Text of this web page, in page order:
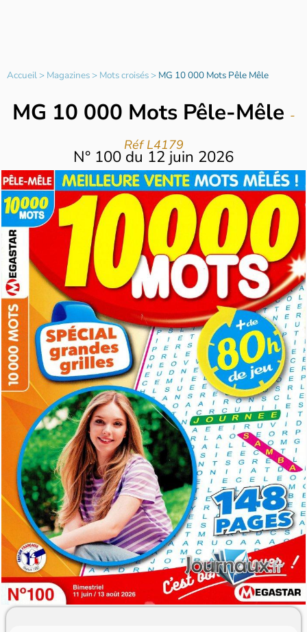
Accueil> Magazines> Mots croisés> MG 10 000 Mots Pêle Mêle
MG 10 000 Mots Pêle-Mêle -
Réf L4179
N° 100 du 12 juin 2026